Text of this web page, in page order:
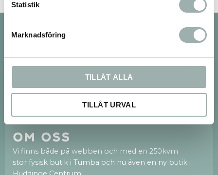
Statistik
Marknadsföring
TILLÅT ALLA
TILLÅT URVAL
PRENUMERERA
Dina personuppgifter behandlas i enlighet med vår
Om oss
Vi finns både på webben och med en 250kvm
stor fysisk butik i Tumba och nu även en ny butik i